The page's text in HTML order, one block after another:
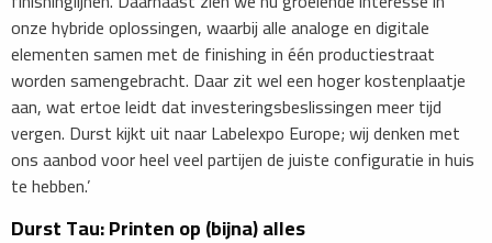
onze hybride oplossingen, waarbij alle analoge en digitale
elementen samen met de finishing in één productiestraat
worden samengebracht. Daar zit wel een hoger kostenplaatje
aan, wat ertoe leidt dat investeringsbeslissingen meer tijd
vergen. Durst kijkt uit naar Labelexpo Europe; wij denken met
ons aanbod voor heel veel partijen de juiste configuratie in huis
te hebben.’
​Durst Tau: Printen op (bijna) alles